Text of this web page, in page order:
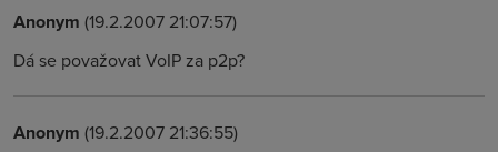
Anonym (19.2.2007 21:07:57)
Dá se považovat VoIP za p2p?
Anonym (19.2.2007 21:36:55)